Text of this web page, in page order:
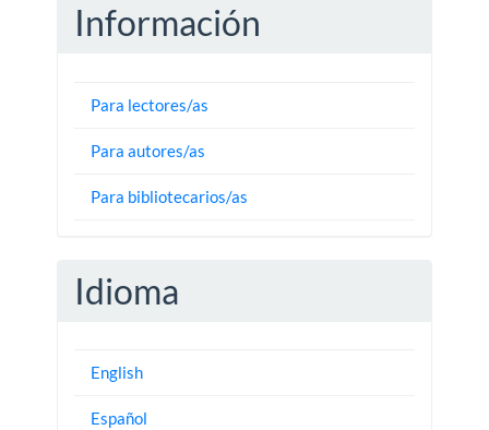
Información
Para lectores/as
Para autores/as
Para bibliotecarios/as
Idioma
English
Español